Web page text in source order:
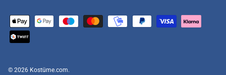
© 2026 Kostüme.com.